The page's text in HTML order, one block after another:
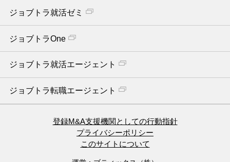
ジョブトラ就活ゼミ
ジョブトラOne
ジョブトラ就活エージェント
ジョブトラ転職エージェント
登録M&A支援機関としての行動指針
プライバシーポリシー
このサイトについて